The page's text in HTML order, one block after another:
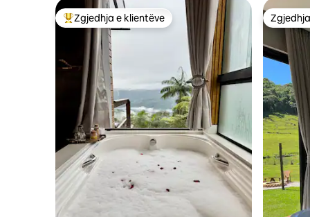
Më të mirat e zgjedhjeve të klientëve
Zgjedhja e klientëve